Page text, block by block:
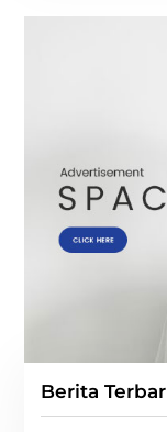
Berita